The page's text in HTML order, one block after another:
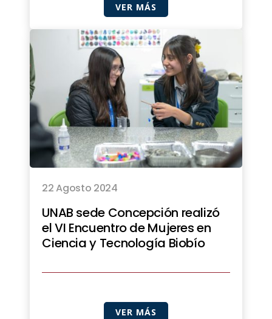
VER MÁS
22 Agosto 2024
UNAB sede Concepción realizó
el VI Encuentro de Mujeres en
Ciencia y Tecnología Biobío
VER MÁS